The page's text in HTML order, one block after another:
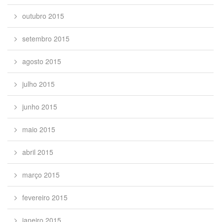
outubro 2015
setembro 2015
agosto 2015
julho 2015
junho 2015
maio 2015
abril 2015
março 2015
fevereiro 2015
janeiro 2015